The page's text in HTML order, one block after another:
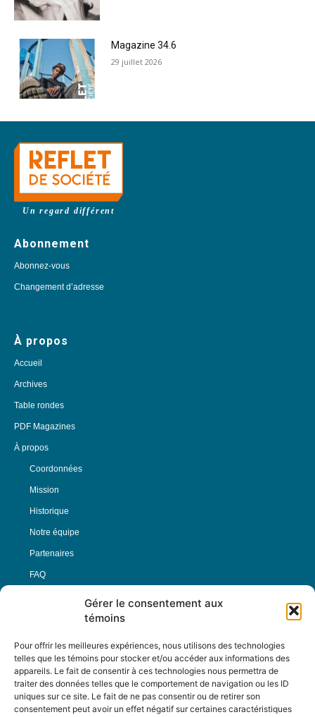
Gérer le consentement aux
témoins
Pour offrir les meilleures expériences, nous utilisons des technologies
telles que les témoins pour stocker et/ou accéder aux informations des
appareils. Le fait de consentir à ces technologies nous permettra de
traiter des données telles que le comportement de navigation ou les ID
uniques sur ce site. Le fait de ne pas consentir ou de retirer son
consentement peut avoir un effet négatif sur certaines caractéristiques
Magazine 34.6
29 juillet 2026
Un regard différent
Abonnement
Abonnez-vous
Changement d’adresse
À propos
Accueil
Archives
Table rondes
PDF Magazines
À propos
Coordonnées
Mission
Historique
Notre équipe
Partenaires
FAQ
Nous Suivre